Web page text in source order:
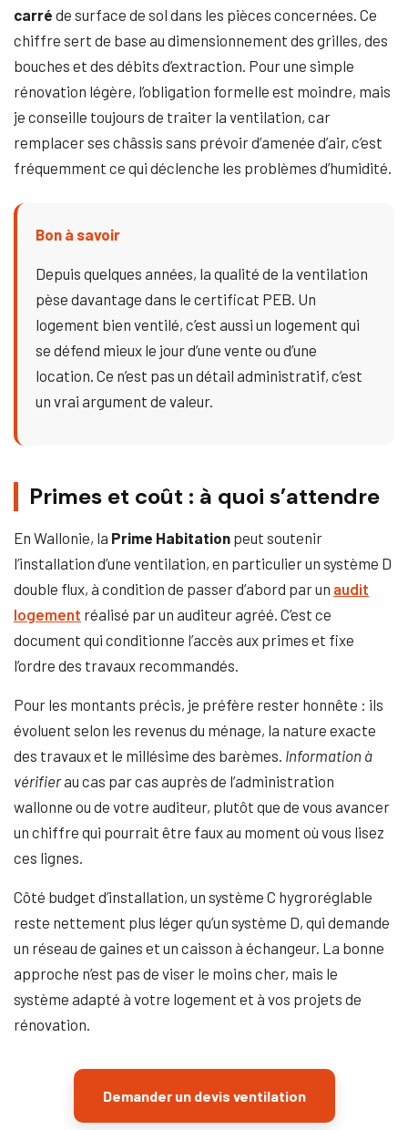
carré de surface de sol dans les pièces concernées. Ce
chiffre sert de base au dimensionnement des grilles, des
bouches et des débits d’extraction. Pour une simple
rénovation légère, l’obligation formelle est moindre, mais
je conseille toujours de traiter la ventilation, car
remplacer ses châssis sans prévoir d’amenée d’air, c’est
fréquemment ce qui déclenche les problèmes d’humidité.
Bon à savoir
Depuis quelques années, la qualité de la ventilation
pèse davantage dans le certificat PEB. Un
logement bien ventilé, c’est aussi un logement qui
se défend mieux le jour d’une vente ou d’une
location. Ce n’est pas un détail administratif, c’est
un vrai argument de valeur.
Primes et coût : à quoi s’attendre
En Wallonie, la Prime Habitation peut soutenir
l’installation d’une ventilation, en particulier un système D
double flux, à condition de passer d’abord par un audit
logement réalisé par un auditeur agréé. C’est ce
document qui conditionne l’accès aux primes et fixe
l’ordre des travaux recommandés.
Pour les montants précis, je préfère rester honnête : ils
évoluent selon les revenus du ménage, la nature exacte
des travaux et le millésime des barèmes. Information à
vérifierau cas par cas auprès de l’administration
wallonne ou de votre auditeur, plutôt que de vous avancer
un chiffre qui pourrait être faux au moment où vous lisez
ces lignes.
Côté budget d’installation, un système C hygroréglable
reste nettement plus léger qu’un système D, qui demande
un réseau de gaines et un caisson à échangeur. La bonne
approche n’est pas de viser le moins cher, mais le
système adapté à votre logement et à vos projets de
rénovation.
Demander un devis ventilation